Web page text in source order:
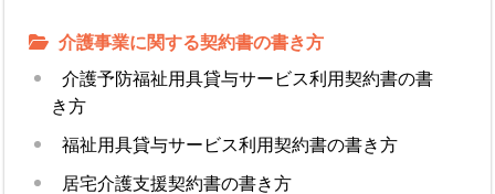
介護事業に関する契約書の書き方
介護予防福祉用具貸与サービス利用契約書の書
き方
福祉用具貸与サービス利用契約書の書き方
居宅介護支援契約書の書き方